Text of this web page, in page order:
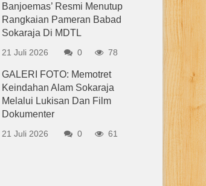
Banjoemas’ Resmi Menutup
Rangkaian Pameran Babad
Sokaraja Di MDTL
21 Juli 2026 0 78
GALERI FOTO: Memotret
Keindahan Alam Sokaraja
Melalui Lukisan Dan Film
Dokumenter
21 Juli 2026 0 61